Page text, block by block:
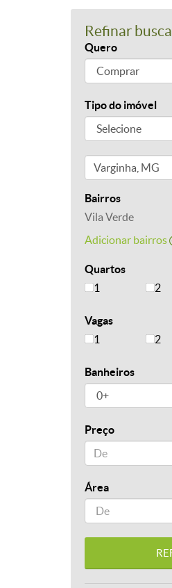
Refinar busca
Quero
Tipo do imóvel
Bairros
Vila Verde
Adicionar bairros
Quartos
1
2
Vagas
1
2
Banheiros
Preço
Área